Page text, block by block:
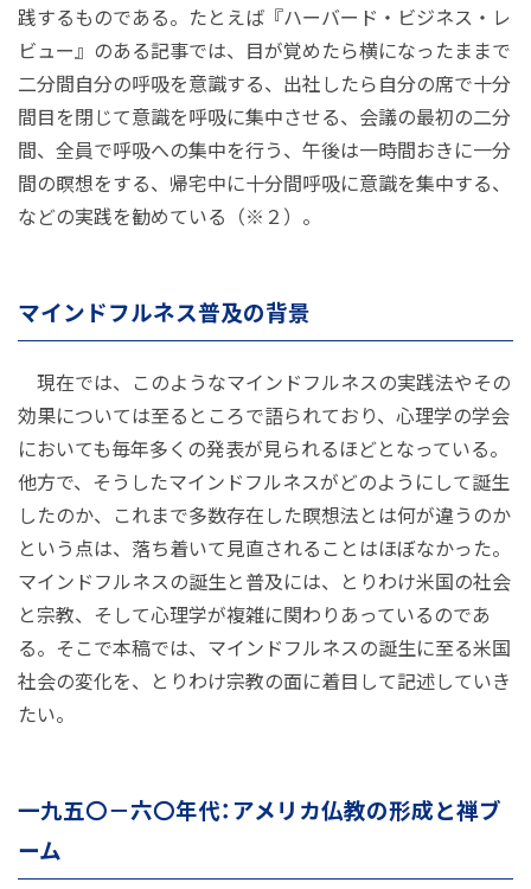
践するものである。たとえば『ハーバード・ビジネス・レ
ビュー』のある記事では、目が覚めたら横になったままで
二分間自分の呼吸を意識する、出社したら自分の席で十分
間目を閉じて意識を呼吸に集中させる、会議の最初の二分
間、全員で呼吸への集中を行う、午後は一時間おきに一分
間の瞑想をする、帰宅中に十分間呼吸に意識を集中する、
などの実践を勧めている（※２）。
マインドフルネス普及の背景
現在では、このようなマインドフルネスの実践法やその
効果については至るところで語られており、心理学の学会
においても毎年多くの発表が見られるほどとなっている。
他方で、そうしたマインドフルネスがどのようにして誕生
したのか、これまで多数存在した瞑想法とは何が違うのか
という点は、落ち着いて見直されることはほぼなかった。
マインドフルネスの誕生と普及には、とりわけ米国の社会
と宗教、そして心理学が複雑に関わりあっているのであ
る。そこで本稿では、マインドフルネスの誕生に至る米国
社会の変化を、とりわけ宗教の面に着目して記述していき
たい。
一九五〇－六〇年代：アメリカ仏教の形成と禅ブ
ーム